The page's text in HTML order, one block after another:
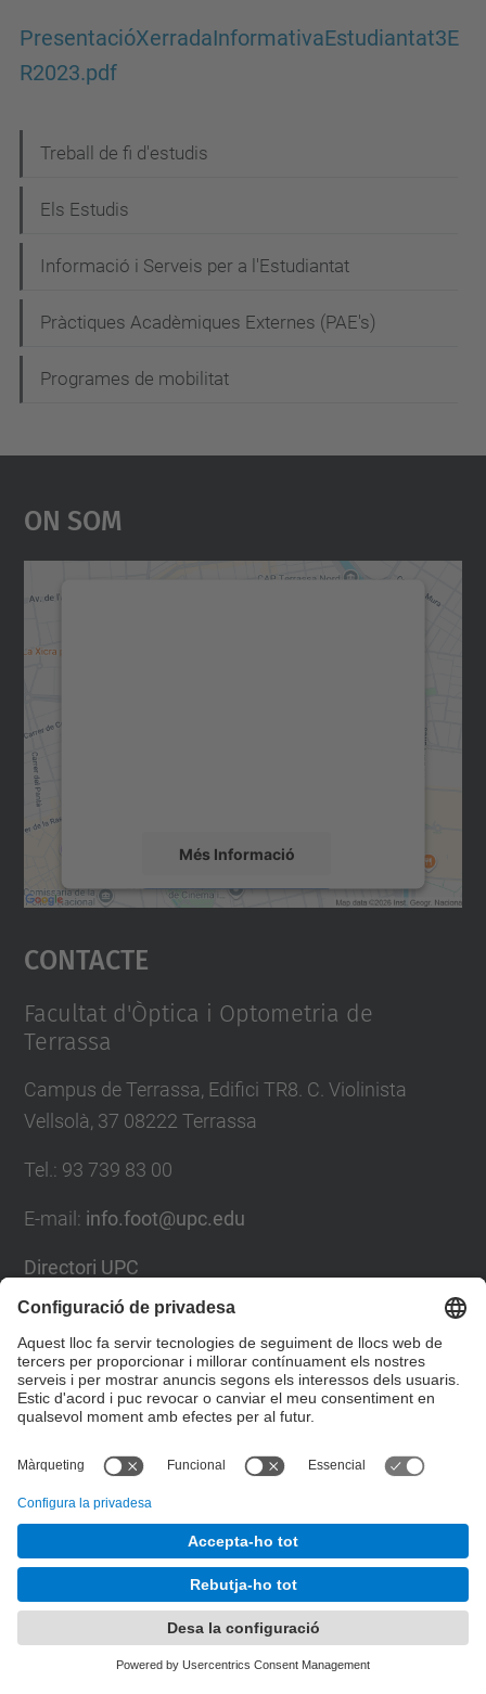
PresentacióXerradaInformativaEstudiantat3E
R2023.pdf
a
v
g
a
i
ó
Treball de fi d'estudis
Els Estudis
Informació i Serveis per a l'Estudiantat
Pràctiques Acadèmiques Externes (PAE's)
Programes de mobilitat
On Som
Més Informació
Accepta
powered by
Contacte
Facultat d'Òptica i Optometria de
Terrassa
Campus de Terrassa, Edifici TR8. C. Violinista
Vellsolà, 37 08222 Terrassa
Tel. : 93 739 83 00
E-mail : info.foot@upc.edu
Directori UPC
Formulari de contacte
Llista Xarxes Socials
Facultat d'Òptica i Optometria de Terrassa. FOOT.
Desenvolupat amb